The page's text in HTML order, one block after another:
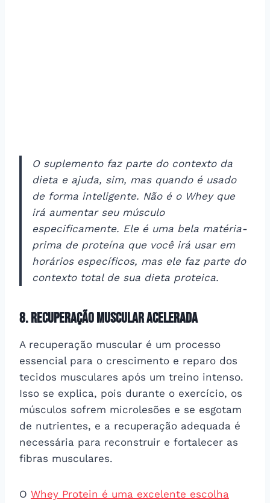
O suplemento faz parte do contexto da
dieta e ajuda, sim, mas quando é usado
de forma inteligente. Não é o Whey que
irá aumentar seu músculo
especificamente. Ele é uma bela matéria-
prima de proteína que você irá usar em
horários específicos, mas ele faz parte do
contexto total de sua dieta proteica.
8. Recuperação muscular acelerada
A recuperação muscular é um processo
essencial para o crescimento e reparo dos
tecidos musculares após um treino intenso.
Isso se explica, pois durante o exercício, os
músculos sofrem microlesões e se esgotam
de nutrientes, e a recuperação adequada é
necessária para reconstruir e fortalecer as
fibras musculares.
O Whey Protein é uma excelente escolha